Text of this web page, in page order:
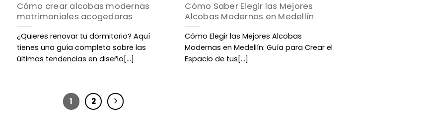
Cómo crear alcobas modernas
matrimoniales acogedoras
¿Quieres renovar tu dormitorio? Aquí
tienes una guía completa sobre las
últimas tendencias en diseño[...]
Cómo Saber Elegir las Mejores
Alcobas Modernas en Medellín
Cómo Elegir las Mejores Alcobas
Modernas en Medellín: Guía para Crear el
Espacio de tus[...]
1 2